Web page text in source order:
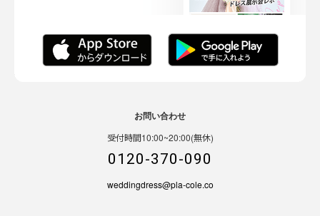
お問い合わせ
受付時間10:00~20:00(無休)
0120-370-090
weddingdress@pla-cole.co